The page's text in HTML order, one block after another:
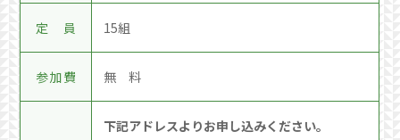
定 員 15組
参加費 無 料
下記アドレスよりお申し込みください。